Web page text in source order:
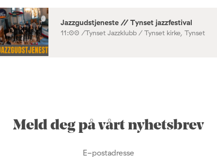
Jazzgudstjeneste // Tynset jazzfestival
11:00 /Tynset Jazzklubb / Tynset kirke, Tynset
Meld deg på vårt nyhetsbrev